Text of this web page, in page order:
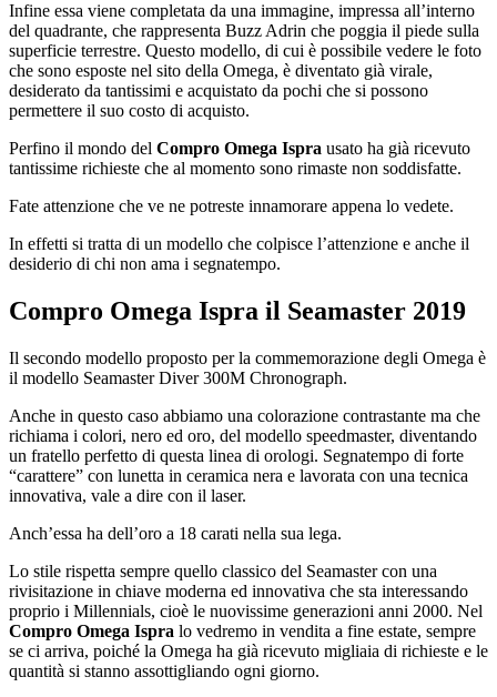
Infine essa viene completata da una immagine, impressa all’interno
del quadrante, che rappresenta Buzz Adrin che poggia il piede sulla
superficie terrestre. Questo modello, di cui è possibile vedere le foto
che sono esposte nel sito della Omega, è diventato già virale,
desiderato da tantissimi e acquistato da pochi che si possono
permettere il suo costo di acquisto.
Perfino il mondo del Compro Omega Ispra usato ha già ricevuto
tantissime richieste che al momento sono rimaste non soddisfatte.
Fate attenzione che ve ne potreste innamorare appena lo vedete.
In effetti si tratta di un modello che colpisce l’attenzione e anche il
desiderio di chi non ama i segnatempo.
Compro Omega Ispra il Seamaster 2019
Il secondo modello proposto per la commemorazione degli Omega è
il modello Seamaster Diver 300M Chronograph.
Anche in questo caso abbiamo una colorazione contrastante ma che
richiama i colori, nero ed oro, del modello speedmaster, diventando
un fratello perfetto di questa linea di orologi. Segnatempo di forte
“carattere” con lunetta in ceramica nera e lavorata con una tecnica
innovativa, vale a dire con il laser.
Anch’essa ha dell’oro a 18 carati nella sua lega.
Lo stile rispetta sempre quello classico del Seamaster con una
rivisitazione in chiave moderna ed innovativa che sta interessando
proprio i Millennials, cioè le nuovissime generazioni anni 2000. Nel
Compro Omega Ispra lo vedremo in vendita a fine estate, sempre
se ci arriva, poiché la Omega ha già ricevuto migliaia di richieste e le
quantità si stanno assottigliando ogni giorno.